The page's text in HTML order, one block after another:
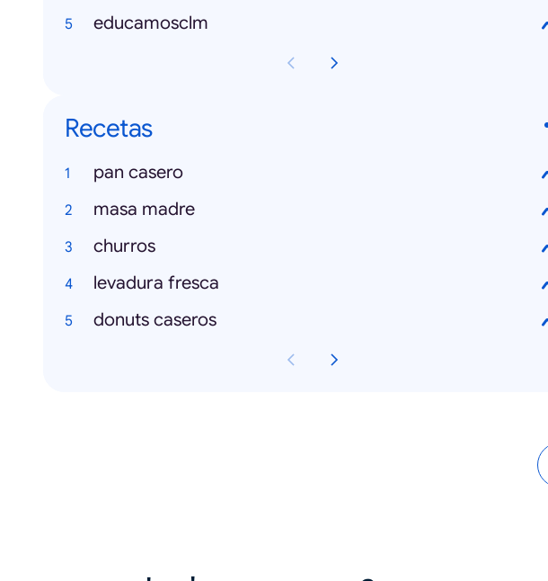
educamosclm
Recetas
pan casero
masa madre
churros
levadura fresca
donuts caseros